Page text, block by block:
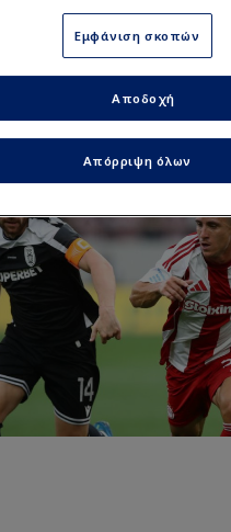
Τα δεκάδες
κόντρα στον
και η
Εμφάνιση σκοπών
Απόρριψη όλων
Αποδοχή